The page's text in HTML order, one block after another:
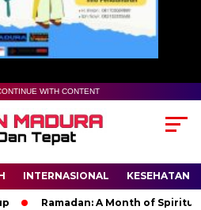
WITH CONTENT
INTERNASIONAL KESEHATAN
Ramadan: A Month of Spiritual